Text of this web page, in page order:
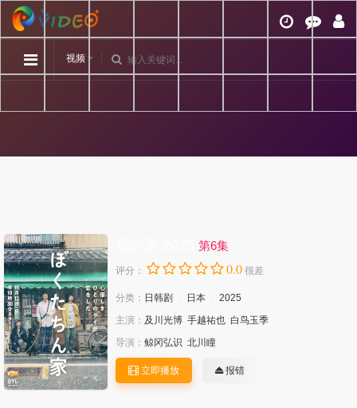
视频
第6集
评分： 0.0 很差
分类： 日韩剧 日本
2025
主演： 及川光博 手越祐也 白鸟玉季
导演： 鲸冈弘识 北川瞳
立即播放 报错